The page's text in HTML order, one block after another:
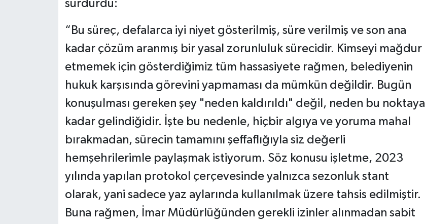
sürdürdü:
“Bu süreç, defalarca iyi niyet gösterilmiş, süre verilmiş ve son ana
kadar çözüm aranmış bir yasal zorunluluk sürecidir. Kimseyi mağdur
etmemek için gösterdiğimiz tüm hassasiyete rağmen, belediyenin
hukuk karşısında görevini yapmaması da mümkün değildir. Bugün
konuşulması gereken şey "neden kaldırıldı" değil, neden bu noktaya
kadar gelindiğidir. İşte bu nedenle, hiçbir algıya ve yoruma mahal
bırakmadan, sürecin tamamını şeffaflığıyla siz değerli
hemşehrilerimle paylaşmak istiyorum. Söz konusu işletme, 2023
yılında yapılan protokol çerçevesinde yalnızca sezonluk stant
olarak, yani sadece yaz aylarında kullanılmak üzere tahsis edilmiştir.
Buna rağmen, İmar Müdürlüğünden gerekli izinler alınmadan sabit